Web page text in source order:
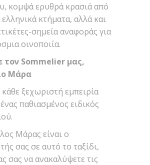
κομψά ερυθρά κρασιά από
κτήματα, αλλά και
σημεία αναφοράς για
οινοποιία.
τον Sommelier μας,
Μάρα
ξεχωριστή εμπειρία
παθιασμένος ειδικός
Μάρας είναι ο
σας σε αυτό το ταξίδι,
σας να ανακαλύψετε τις